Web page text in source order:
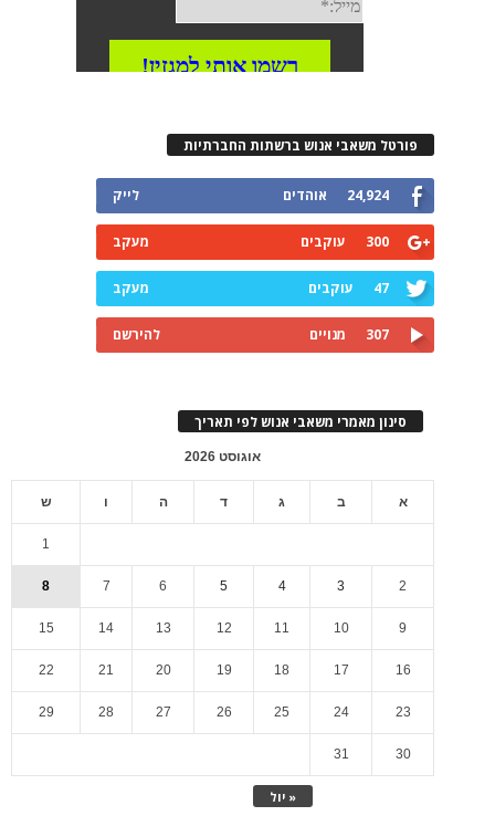
פורטל משאבי אנוש ברשתות החברתיות
24,924 אוהדים לייק
300 עוקבים מעקב
47 עוקבים מעקב
307 מנויים להירשם
סינון מאמרי משאבי אנוש לפי תאריך
אוגוסט 2026
א ב ג ד ה ו ש
« יול
1
2
3
4
5
6
7
8
9
10
11
12
13
14
15
16
17
18
19
20
21
22
23
24
25
26
27
28
29
30
31